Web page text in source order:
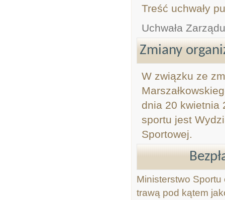
Treść uchwały
Uchwała
Zmiany
W związku ze
dnia 20 kwietnia
sportu jest
Sportowej.
Ministerstwo
trawą pod kątem